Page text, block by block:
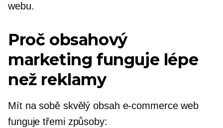
webu.
Proč obsahový
marketing funguje lépe
než reklamy
Mít na sobě skvělý obsah e-commerceweb
funguje třemi způsoby: